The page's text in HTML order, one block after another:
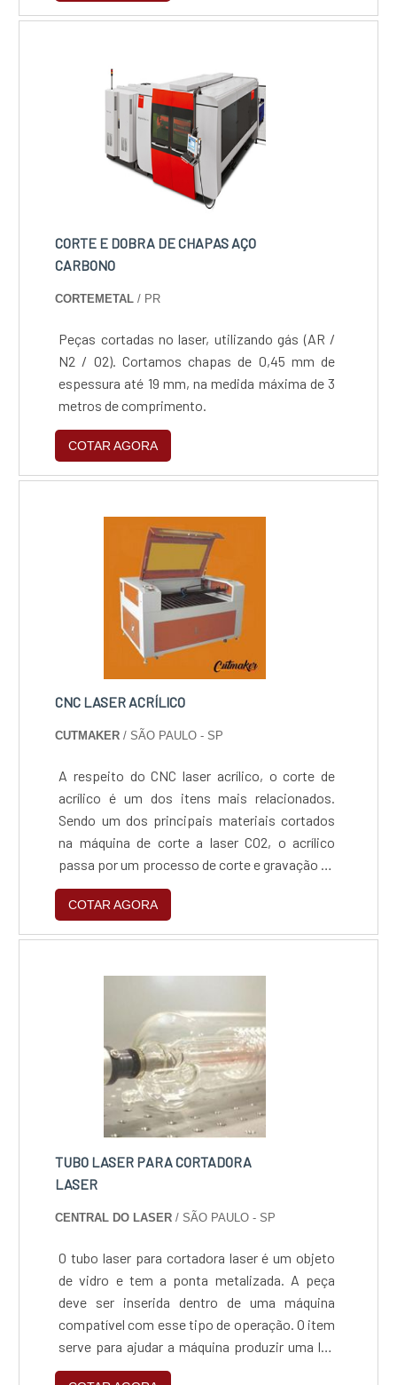
profundidade real e durabilidade vitalícia,
CORTE E DOBRA DE CHAPAS AÇO
CARBONO
CORTEMETAL / PR
Peças cortadas no laser, utilizando gás (AR /
N2 / O2). Cortamos chapas de 0,45 mm de
espessura até 19 mm, na medida máxima de 3
metros de comprimento.
COTAR AGORA
CNC LASER ACRÍLICO
CUTMAKER / SÃO PAULO - SP
A respeito do CNC laser acrílico, o corte de
acrílico é um dos itens mais relacionados.
Sendo um dos principais materiais cortados
na máquina de corte a laser CO2, o acrílico
passa por um processo de corte e gravação de
altíssima qualidade com velocidade e precisão
sem perda de produtividade. Isto garante
projetos complexos realizados a partir por
cortar acrílico realiza seus processos com
COTAR AGORA
TUBO LASER PARA CORTADORA
LASER
CENTRAL DO LASER / SÃO PAULO - SP
O tubo laser para cortadora laser é um objeto
de vidro e tem a ponta metalizada. A peça
deve ser inserida dentro de uma máquina
compatível com esse tipo de operação. O item
serve para ajudar a máquina produzir uma luz
que poderá realizar diversos trabalhos de